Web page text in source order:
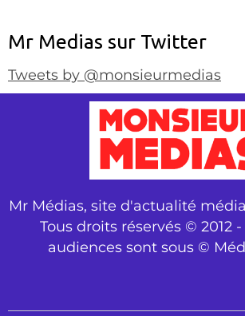
Mr Medias sur Twitter
Tweets by @monsieurmedias
Mr Médias, site d'actualité
Tous droits réservés © 2012 -
audiences sont sous ©